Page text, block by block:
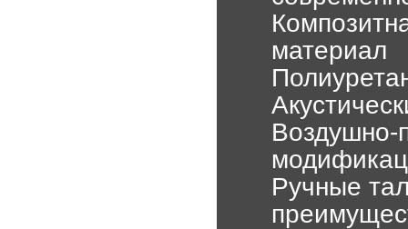
материал
Воздушно-
Ручные